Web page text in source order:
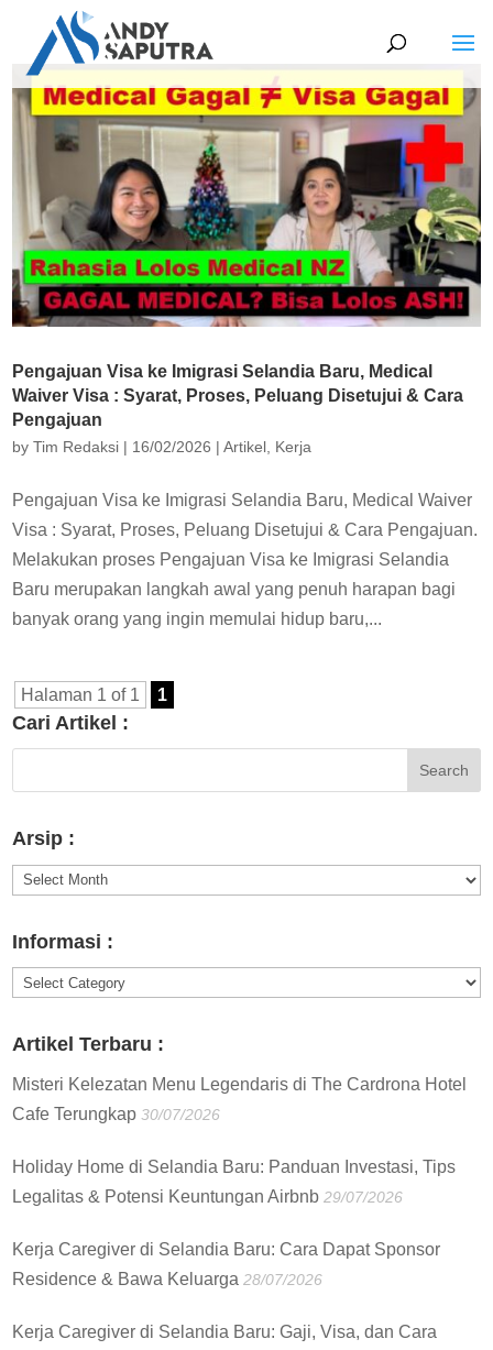
Pengajuan Visa ke Imigrasi Selandia Baru, Medical
Waiver Visa : Syarat, Proses, Peluang Disetujui & Cara
Pengajuan
byTim Redaksi | 16/02/2026 |Artikel, Kerja
Pengajuan Visa ke Imigrasi Selandia Baru, Medical Waiver
Visa : Syarat, Proses, Peluang Disetujui & Cara Pengajuan.
Melakukan proses Pengajuan Visa ke Imigrasi Selandia
Baru merupakan langkah awal yang penuh harapan bagi
banyak orang yang ingin memulai hidup baru,...
Halaman 1 of 1 1
Cari Artikel :
Arsip :
Arsip
Informasi :
Informasi
Artikel Terbaru :
Misteri Kelezatan Menu Legendaris di The Cardrona Hotel
Cafe Terungkap 30/07/2026
Holiday Home di Selandia Baru: Panduan Investasi, Tips
Legalitas & Potensi Keuntungan Airbnb 29/07/2026
Kerja Caregiver di Selandia Baru: Cara Dapat Sponsor
Residence & Bawa Keluarga 28/07/2026
Kerja Caregiver di Selandia Baru: Gaji, Visa, dan Cara